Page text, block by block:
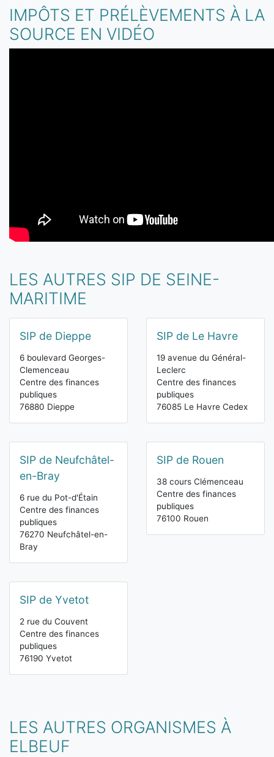
IMPÔTS ET PRÉLÈVEMENTS À LA
SOURCE EN VIDÉO
LES AUTRES SIP DE SEINE-
MARITIME
SIP de Dieppe
6 boulevard Georges-
Clemenceau
Centre des finances
publiques
76880 Dieppe
SIP de Le Havre
19 avenue du Général-
Leclerc
Centre des finances
publiques
76085 Le Havre Cedex
SIP de Neufchâtel-
en-Bray
6 rue du Pot-d'Étain
Centre des finances
publiques
76270 Neufchâtel-en-
Bray
SIP de Rouen
38 cours Clémenceau
Centre des finances
publiques
76100 Rouen
SIP de Yvetot
2 rue du Couvent
Centre des finances
publiques
76190 Yvetot
LES AUTRES ORGANISMES À
ELBEUF